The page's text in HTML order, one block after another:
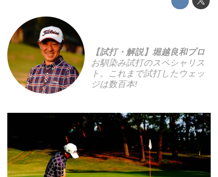
【試打・解説】堀越良和プロ
お馴染み試打のスペシャリス
ト。これまで試打したウェッ
ジは数百本!